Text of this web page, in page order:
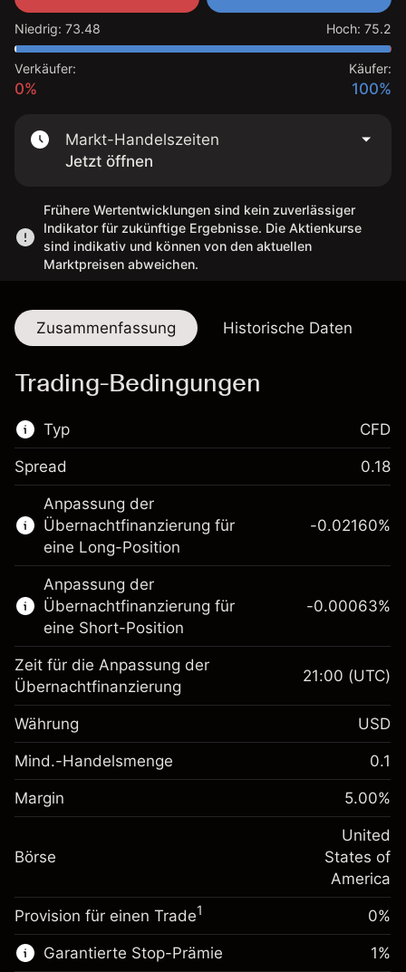
Niedrig: 73.48 Hoch: 75.2
Verkäufer:
0%
Käufer:
100%
Markt-Handelszeiten
Jetzt öffnen
Frühere Wertentwicklungen sind kein zuverlässiger
Indikator für zukünftige Ergebnisse. Die Aktienkurse
sind indikativ und können von den aktuellen
Marktpreisen abweichen.
Zusammenfassung Historische Daten
Trading-Bedingungen
Typ
Dieser Finanzmarkt steht für das CFD-
Trading zur Verfügung.
Erfahren Sie mehr über:
CFDs
CFD
Spread 0.18
Anpassung der
Übernachtfinanzierung für
eine Long-Position
Margin. Ihre Investition
$1,000.00
Anpassung der
Übernachtfinanzierung
fremdfinanzierten
(-$4.32)
~$20,000.00
Zur Plattform
-0.02160%
Anpassung der
Übernachtfinanzierung für
eine Short-Position
Margin. Ihre Investition
$1,000.00
Anpassung der
-0.000626
%
(-$0.13)
Positionsgröße mit Hebelwirkung
~$20,000.00
Geld aus Hebelwirkung ~ $
-0.00063%
Zeit für die Anpassung der
Übernachtfinanzierung
21:00 (UTC)
Währung USD
Mind.-Handelsmenge 0.1
Margin 5.00%
Börse
United
States of
America
Provision für einen Trade1 0%
Garantierte Stop-Prämie 1%